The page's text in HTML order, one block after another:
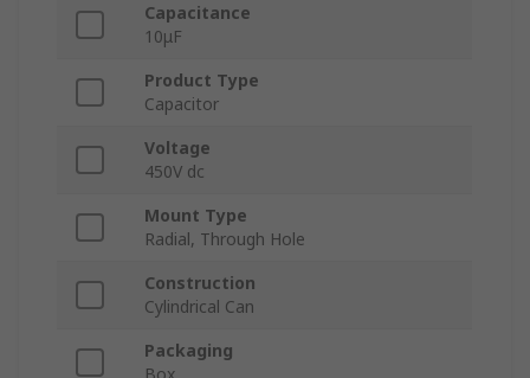
Capacitance
10μF
Product Type
Capacitor
Voltage
450V dc
Mount Type
Radial, Through Hole
Construction
Cylindrical Can
Packaging